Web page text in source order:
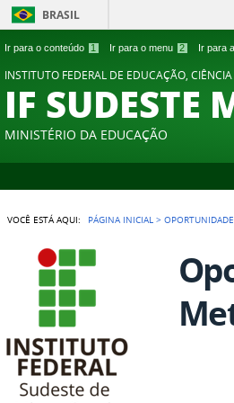
Ir para o conteúdo 1 Ir para o menu 2 Ir para
BRASIL
INSTITUTO FEDERAL DE EDUCAÇÃO,
IF SUDESTE
MINISTÉRIO DA EDUCAÇÃO
VOCÊ ESTÁ AQUI: PÁGINA INICIAL >